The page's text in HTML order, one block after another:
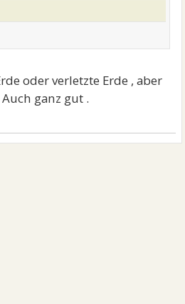
oder verletzte Erde , aber
ganz gut .